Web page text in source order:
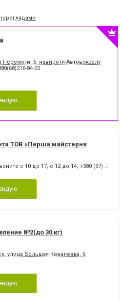
Перемоги, 6, навпроти Автовокзалу
84-00
ТОВ «Перша майстерня
с 10 до 17, с 12 до 14, +380 (97) 162-28-57
№2(до 30 кг)
улица Большая Ковалевка, 6